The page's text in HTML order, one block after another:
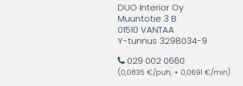
DUO Interior Oy
Muuntotie 3 B
01510 VANTAA
Y-tunnus 3298034-9
029 002 0660
(0,0835 €/puh, + 0,0691 €/min)